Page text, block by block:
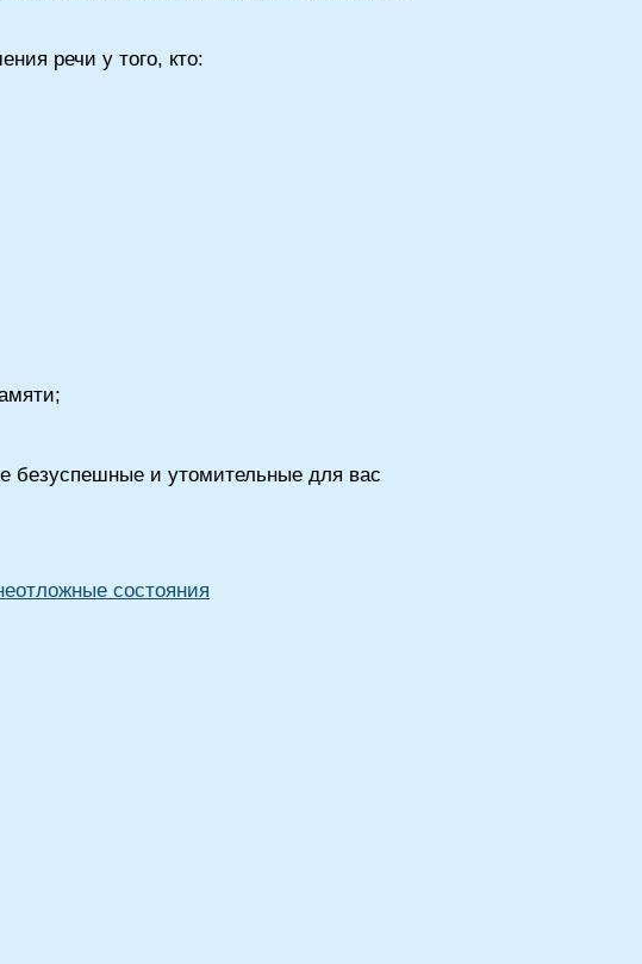
речи у того, кто:
безуспешные и утомительные для вас
состояния